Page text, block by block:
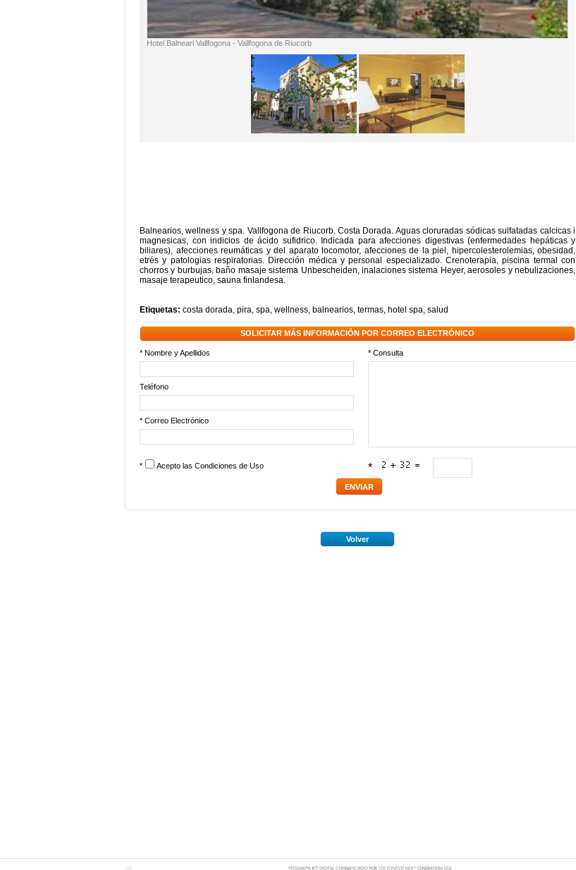
Hotel Balneari Vallfogona - Vallfogona de Riucorb
Balnearios, wellness y spa. Vallfogona de Riucorb. Costa Dorada. Aguas cloruradas sódicas sulfatadas calcicas i
magnesicas, con indicios de ácido sufidrico. Indicada para afecciones digestivas (enfermedades hepáticas y
biliares), afecciones reumáticas y del aparato locomotor, afecciones de la piel, hipercolesterolemias, obesidad,
etrés y patologias respiratorias. Dirección médica y personal especializado. Crenoterapia, piscina termal con
chorros y burbujas, baño masaje sistema Unbescheiden, inalaciones sistema Heyer, aerosoles y nebulizaciones,
masaje terapeutico, sauna finlandesa.
Etiquetas: costa dorada, pira, spa, wellness, balnearios, termas, hotel spa, salud
SOLICITAR MÁS INFORMACIÓN POR CORREO ELECTRÓNICO
* Nombre y Apellidos * Consulta
Teléfono
* Correo Electrónico
* Acepto las Condiciones de Uso *
Volver